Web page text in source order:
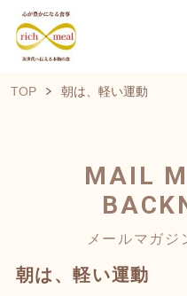
TOP 朝は、軽い運動
MAIL
メールマガジ
朝は、軽い運動